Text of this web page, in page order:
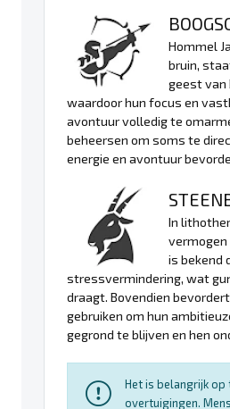
Hommel
bruin,
geest van
waardoor hun focus en
avontuur volledig te
beheersen om soms te
energie en avontuur
In
is bekend
stressvermindering, wat
draagt. Bovendien
gebruiken om hun
gegrond te blijven en hen
Het is belangrijk op
overtuigingen.